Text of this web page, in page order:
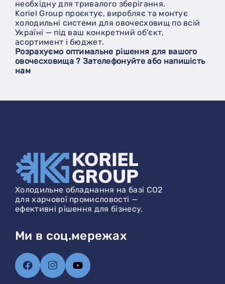
необхідну для тривалого зберігання.
Koriel Group проєктує, виробляє та монтує
холодильні системи для овочесховищ по всій
Україні — під ваш конкретний об’єкт,
асортимент і бюджет.
Розрахуємо оптимальне рішення для вашого
овочесховища ? Зателефонуйте або напишість
нам
Холодильне обладнання на базі CO2
для харчової промисловості —
ефективні рішення для бізнесу.
Ми в соц.мережах